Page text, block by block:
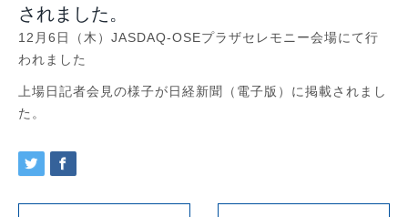
されました。
12月6日（木）JASDAQ-OSEプラザセレモニー会場にて行
われました
上場日記者会見の様子が日経新聞（電子版）に掲載されまし
た。